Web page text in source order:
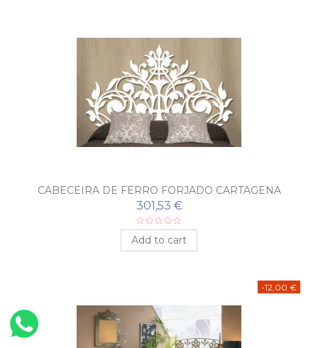
CABECEIRA DE FERRO FORJADO CARTAGENA
301,53 €
Add to cart
-12,00 €